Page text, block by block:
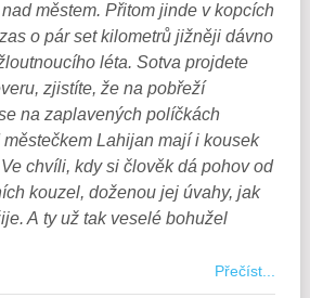
městem. Přitom jinde v kopcích
o pár set kilometrů jižněji dávno
léta. Sotva projdete
zjistíte, že na pobřeží
na zaplavených políčkách
Lahijan mají i kousek
chvíli, kdy si člověk dá pohov od
kouzel, doženou jej úvahy, jak
A ty už tak veselé bohužel
Přečíst...